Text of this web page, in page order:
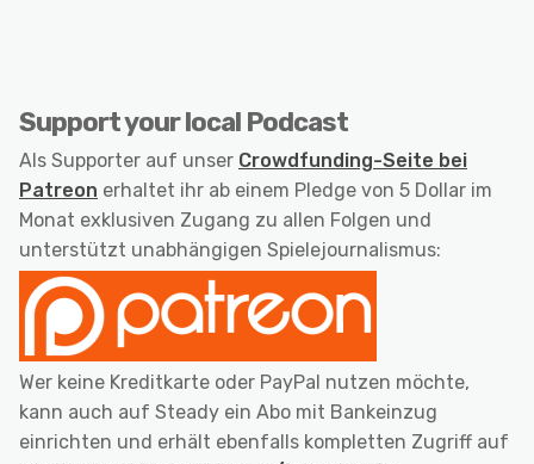
Support your local Podcast
Als Supporter auf unser Crowdfunding-Seite bei
Patreon erhaltet ihr ab einem Pledge von 5 Dollar im
Monat exklusiven Zugang zu allen Folgen und
unterstützt unabhängigen Spielejournalismus:
Wer keine Kreditkarte oder PayPal nutzen möchte,
kann auch auf Steady ein Abo mit Bankeinzug
einrichten und erhält ebenfalls kompletten Zugriff auf